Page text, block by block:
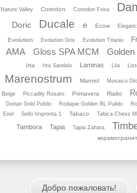
Nature Valley Corindon Corindon Foira
Doric Ducale e Ecow
Evolution Evolution Gris Evolution Titanio
AMA
Gloss SPA MCM Golden
Irta
Irta Sandalo Laminas Lila
Marenostrum Marmol Mosaico
Beige Piccadily Rosato Primavera Rialto
Dorian Gold Pulido
Rodapie Golden BL Pulido
Enol
Sello Impronta 1 Tabaco Tabica Chess
Tambora Tapia Tapia Zahara
керамогранит
Добро пожаловать!